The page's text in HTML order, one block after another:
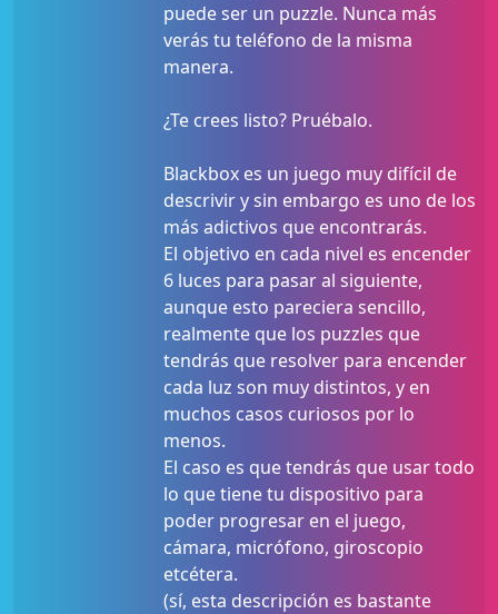
puede ser un puzzle. Nunca más
verás tu teléfono de la misma
manera.
¿Te crees listo? Pruébalo.
Blackbox es un juego muy difícil de
descrivir y sin embargo es uno de los
más adictivos que encontrarás.
El objetivo en cada nivel es encender
6 luces para pasar al siguiente,
aunque esto pareciera sencillo,
realmente que los puzzles que
tendrás que resolver para encender
cada luz son muy distintos, y en
muchos casos curiosos por lo
menos.
El caso es que tendrás que usar todo
lo que tiene tu dispositivo para
poder progresar en el juego,
cámara, micrófono, giroscopio
etcétera.
(sí, esta descripción es bastante